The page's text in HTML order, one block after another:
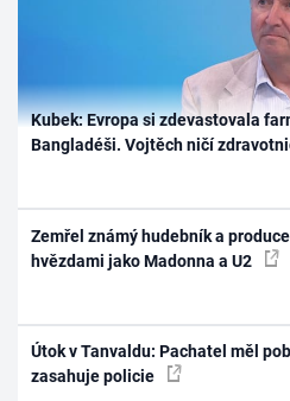
Kubek: Evropa si zdevastovala
Bangladéši. Vojtěch ničí
Zemřel známý hudebník a
hvězdami jako Madonna a U2
Útok v Tanvaldu: Pachatel měl
zasahuje policie